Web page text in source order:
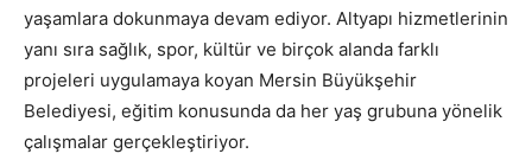
yaşamlara dokunmaya devam ediyor. Altyapı hizmetlerinin
yanı sıra sağlık, spor, kültür ve birçok alanda farklı
projeleri uygulamaya koyan Mersin Büyükşehir
Belediyesi, eğitim konusunda da her yaş grubuna yönelik
çalışmalar gerçekleştiriyor.